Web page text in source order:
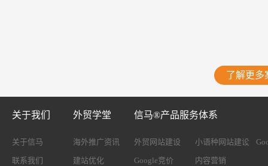
了解更多
关于我们
关于信马
联系我们
外贸学堂
海外推广资讯
建站优化
信马®产品服务体系
外贸网站建设 小语种网站建设
Google竞价 内容营销